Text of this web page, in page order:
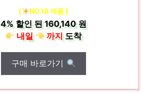
[ NO.10 제품 ]
4%할인 된160,140 원
내일
까지도착
구매 바로가기